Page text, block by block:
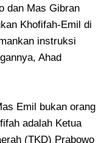
dan Mas Gibran
Khofifah-Emil di
instruksi
Ahad
Emil bukan orang
adalah Ketua
(TKD) Prabowo